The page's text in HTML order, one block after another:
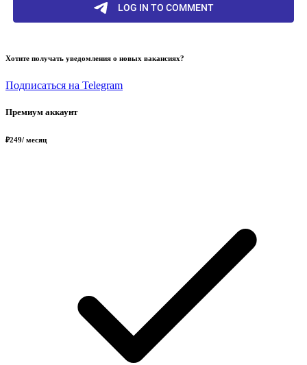
Хотите получать уведомления о новых вакансиях?
Подписаться на Telegram
Премиум аккаунт
₽249/ месяц